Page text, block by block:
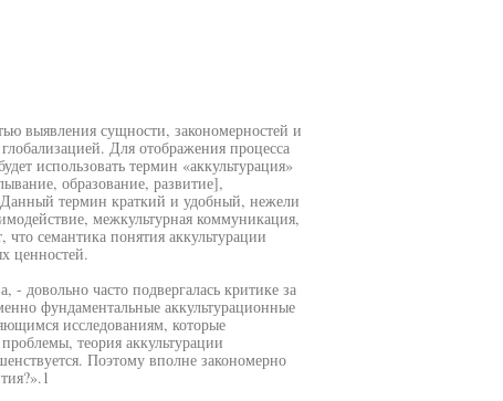
выявления сущности, закономерностей и
Для отображения процесса
использовать термин «аккультурация»
образование, развитие],
термин краткий и удобный, нежели
межкультурная коммуникация,
что семантика понятия аккультурации
ценностей.
довольно часто подвергалась критике за
фундаментальные аккультурационные
исследованиям, которые
теория аккультурации
Поэтому вполне закономерно